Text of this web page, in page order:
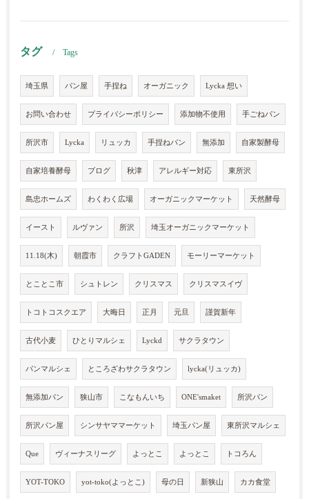
タグ Tags
埼玉県 パン屋 手捏ね オーガニック Lycka 想い
お問い合わせ プライバシーポリシー 添加物不使用 手ごねパン
所沢市 Lycka リュッカ 手捏ねパン 無添加 自家製酵母
自家培養酵母 ブログ 秋津 アレルギー対応 東所沢
島忠ホームズ わくわく広場 オーガニックマーケット 天然酵母
イースト ルヴァン 所沢 埼玉オーガニックマーケット
11.18(木) 朝霞市 クラフトGADEN モーリーマーケット
とことこ市 シュトレン クリスマス クリスマスイヴ
トコトコスクエア 大晦日 正月 元旦 謹賀新年
古代小麦 ひとりマルシェ Lyckd サクラタウン
パンマルシェ ところざわサクラタウン lycka(リュッカ)
無添加パン 狭山市 こなもんいち ONE'smaket 所沢パン
所沢パン屋 シンサヤママーケット 埼玉パン屋 東所沢マルシェ
Que ヴィーナスリーグ よっとこ よっとこ トコろん
YOT-TOKO yot-toko(よっとこ) 母の日 新狭山 カカ食堂